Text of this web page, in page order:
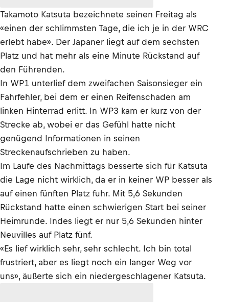
Takamoto Katsuta bezeichnete seinen Freitag als
«einen der schlimmsten Tage, die ich je in der WRC
erlebt habe». Der Japaner liegt auf dem sechsten
Platz und hat mehr als eine Minute Rückstand auf
den Führenden.
In WP1 unterlief dem zweifachen Saisonsieger ein
Fahrfehler, bei dem er einen Reifenschaden am
linken Hinterrad erlitt. In WP3 kam er kurz von der
Strecke ab, wobei er das Gefühl hatte nicht
genügend Informationen in seinen
Streckenaufschrieben zu haben.
Im Laufe des Nachmittags besserte sich für Katsuta
die Lage nicht wirklich, da er in keiner WP besser als
auf einen fünften Platz fuhr. Mit 5,6 Sekunden
Rückstand hatte einen schwierigen Start bei seiner
Heimrunde. Indes liegt er nur 5,6 Sekunden hinter
Neuvilles auf Platz fünf.
«Es lief wirklich sehr, sehr schlecht. Ich bin total
frustriert, aber es liegt noch ein langer Weg vor
uns», äußerte sich ein niedergeschlagener Katsuta.